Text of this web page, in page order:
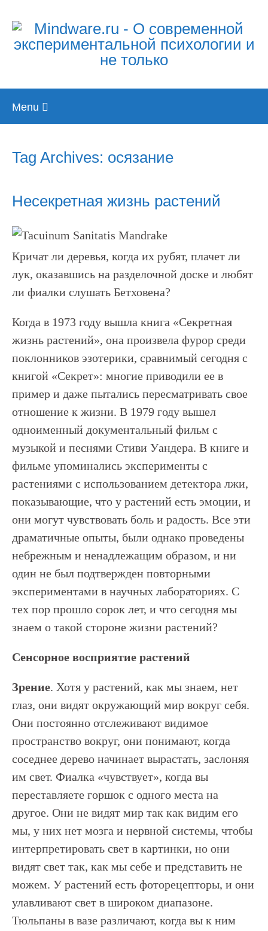
Menu
Tag Archives: осязание
Несекретная жизнь растений
Кричат ли деревья, когда их рубят, плачет ли
лук, оказавшись на разделочной доске и любят
ли фиалки слушать Бетховена?
Когда в 1973 году вышла книга «Секретная
жизнь растений», она произвела фурор среди
поклонников эзотерики, сравнимый сегодня с
книгой «Секрет»: многие приводили ее в
пример и даже пытались пересматривать свое
отношение к жизни. В 1979 году вышел
одноименный документальный фильм с
музыкой и песнями Стиви Уандера. В книге и
фильме упоминались эксперименты с
растениями с использованием детектора лжи,
показывающие, что у растений есть эмоции, и
они могут чувствовать боль и радость. Все эти
драматичные опыты, были однако проведены
небрежным и ненадлежащим образом, и ни
один не был подтвержден повторными
экспериментами в научных лабораториях. С
тех пор прошло сорок лет, и что сегодня мы
знаем о такой стороне жизни растений?
Сенсорное восприятие растений
Зрение. Хотя у растений, как мы знаем, нет
глаз, они видят окружающий мир вокруг себя.
Они постоянно отслеживают видимое
пространство вокруг, они понимают, когда
соседнее дерево начинает вырастать, заслоняя
им свет. Фиалка «чувствует», когда вы
переставляете горшок с одного места на
другое. Они не видят мир так как видим его
мы, у них нет мозга и нервной системы, чтобы
интерпретировать свет в картинки, но они
видят свет так, как мы себе и представить не
можем. У растений есть фоторецепторы, и они
улавливают свет в широком диапазоне.
Тюльпаны в вазе различают, когда вы к ним